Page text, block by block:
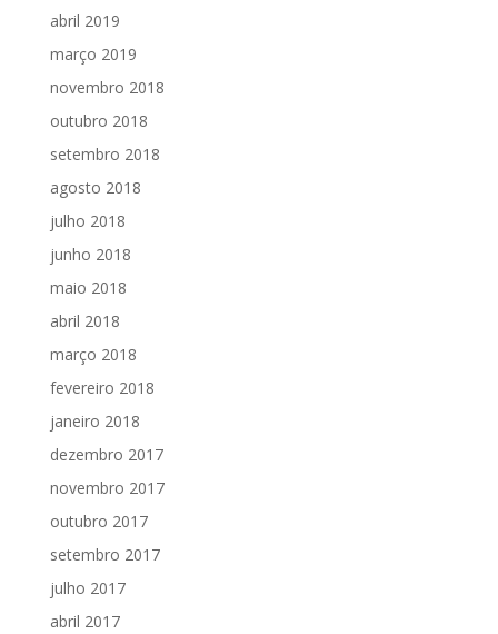
abril 2019
março 2019
novembro 2018
outubro 2018
setembro 2018
agosto 2018
julho 2018
junho 2018
maio 2018
abril 2018
março 2018
fevereiro 2018
janeiro 2018
dezembro 2017
novembro 2017
outubro 2017
setembro 2017
julho 2017
abril 2017